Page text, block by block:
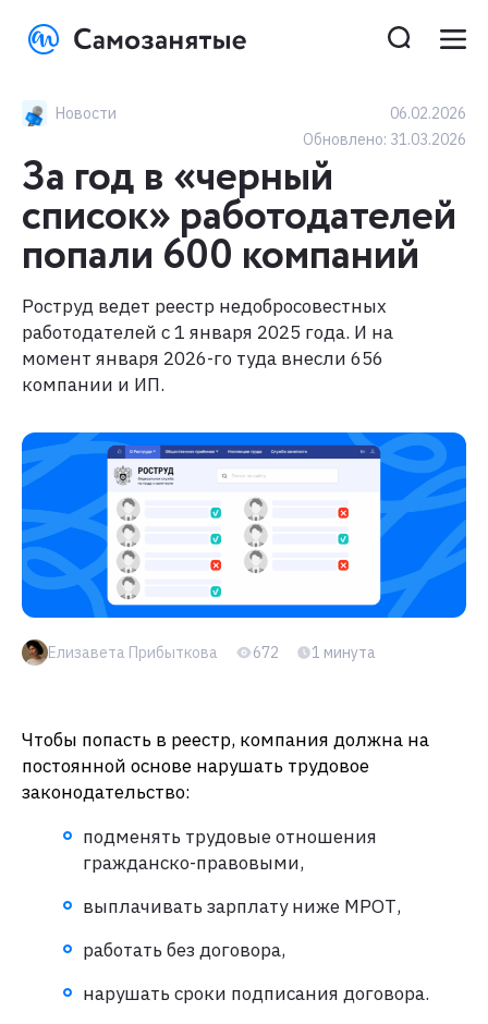
Новости
06.02.2026
Обновлено: 31.03.2026
За год в «черный
список» работодателей
попали 600 компаний
Роструд ведет реестр недобросовестных
работодателей с 1 января 2025 года. И на
момент января 2026-го туда внесли 656
компании и ИП.
Елизавета Прибыткова 672 1 минута
Чтобы попасть в реестр, компания должна на
постоянной основе нарушать трудовое
законодательство:
подменять трудовые отношения
гражданско-правовыми,
выплачивать зарплату ниже МРОТ,
работать без договора,
нарушать сроки подписания договора.